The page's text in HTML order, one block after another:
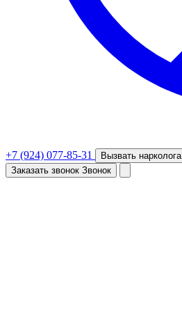
+7 (924) 077-85-31 Вызвать нарколога
Заказать звонок Звонок